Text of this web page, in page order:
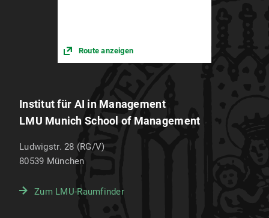
Route anzeigen
Institut für AI in Management
LMU Munich School of Management
Ludwigstr. 28 (RG/V)
80539 München
Zum LMU-Raumfinder